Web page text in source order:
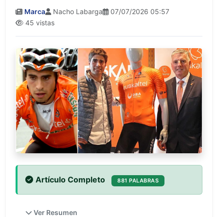
Marca Nacho Labarga
07/07/2026 05:57
45 vistas
Artículo Completo 881 PALABRAS
Ver Resumen